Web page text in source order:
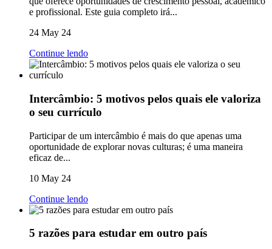
e profissional. Este guia completo irá...
24 May 24
Continue lendo
Intercâmbio: 5 motivos pelos quais ele valoriza
o seu currículo
Participar de um intercâmbio é mais do que apenas uma
oportunidade de explorar novas culturas; é uma maneira
eficaz de...
10 May 24
Continue lendo
5 razões para estudar em outro país